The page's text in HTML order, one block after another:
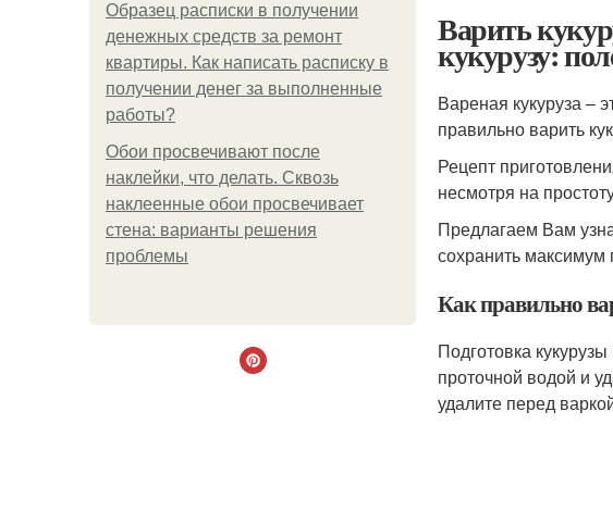
Образец расписки в получении
денежных средств за ремонт
квартиры. Как написать расписку в
получении денег за выполненные
работы?
Обои просвечивают после
наклейки, что делать. Сквозь
наклеенные обои просвечивает
стена: варианты решения
проблемы
Варить
кукурузу:
Вареная кукуруза –
правильно варить
Рецепт
несмотря на
Предлагаем Вам
сохранить максимум
Как правильно
Подготовка
проточной водой и
удалите перед